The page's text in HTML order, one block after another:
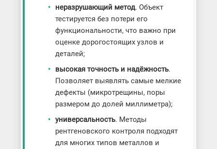
неразрушающий метод. Объект
тестируется без потери его
функциональности, что важно при
оценке дорогостоящих узлов и
деталей;
высокая точность и надёжность.
Позволяет выявлять самые мелкие
дефекты (микротрещины, поры
размером до долей миллиметра);
универсальность. Методы
рентгеновского контроля подходят
для многих типов металлов и